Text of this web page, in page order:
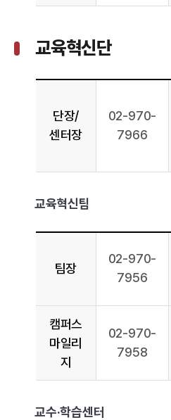
교육혁신단
단장/
센터장
02-970-
7966
교육혁신팀
팀장
02-970-
7956
캠퍼스
마일리
지
02-970-
7958
교수·학습센터